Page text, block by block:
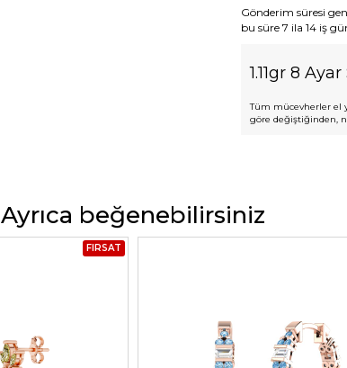
Gönderim süresi
bu süre 7 ila 14 iş
1.11gr 8 Ayar
Tüm mücevherler el
göre değiştiğinden,
Ayrıca beğenebilirsiniz
FIRSAT